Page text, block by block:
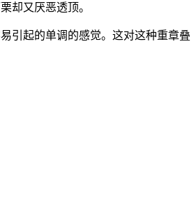
却又厌恶透顶。
引起的单调的感觉。这对这种重章叠